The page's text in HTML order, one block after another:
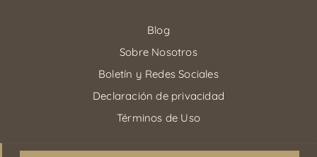
Blog
Sobre Nosotros
Boletín y Redes Sociales
Declaración de privacidad
Términos de Uso